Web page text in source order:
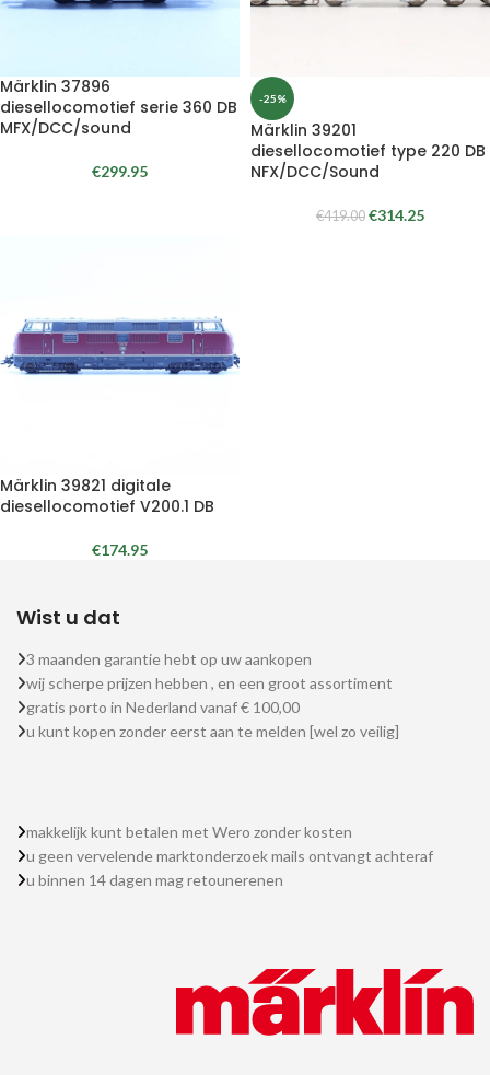
Märklin 37896
diesellocomotief serie 360 DB
MFX/DCC/sound
€299.95
-25%
Märklin 39201
diesellocomotief type 220 DB
NFX/DCC/Sound
€419.00 €314.25
Märklin 39821 digitale
diesellocomotief V200.1 DB
€174.95
Wist u dat
3 maanden garantie hebt op uw aankopen
wij scherpe prijzen hebben , en een groot assortiment
gratis porto in Nederland vanaf € 100,00
u kunt kopen zonder eerst aan te melden [wel zo veilig]
makkelijk kunt betalen met Wero zonder kosten
u geen vervelende marktonderzoek mails ontvangt achteraf
u binnen 14 dagen mag retounerenen